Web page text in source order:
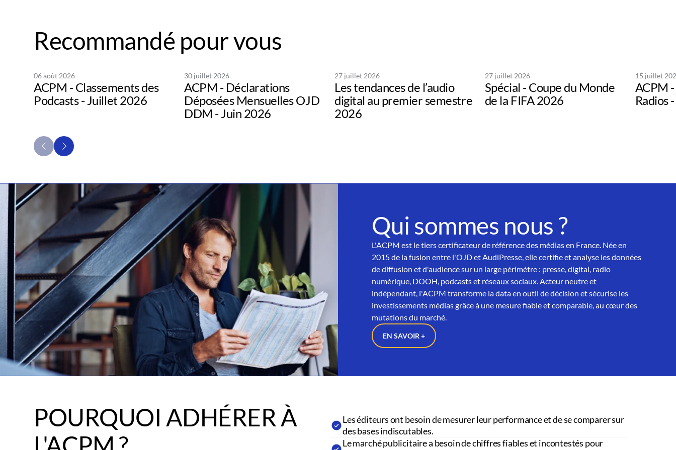
Recommandé pour vous
06 août 2026
ACPM - Classements des
Podcasts - Juillet 2026
30 juillet 2026
ACPM - Déclarations
Déposées Mensuelles OJD
DDM - Juin 2026
27 juillet 2026
Les tendances de l’audio
digital au premier semestre
2026
27 juillet 2026
Spécial - Coupe du Monde
de la FIFA 2026
15 juillet
ACPM
Radios
Qui sommes nous ?
L'ACPM est le tiers certificateur de référence des médias en France. Née en
2015 de la fusion entre l'OJD et AudiPresse, elle certifie et analyse les données
de diffusion et d'audience sur un large périmètre : presse, digital, radio
numérique, DOOH, podcasts et réseaux sociaux. Acteur neutre et
indépendant, l'ACPM transforme la data en outil de décision et sécurise les
investissements médias grâce à une mesure fiable et comparable, au cœur des
mutations du marché.
EN SAVOIR +
POURQUOI ADHÉRER À
Les éditeurs ont besoin de mesurer leur performance et de se comparer sur
des bases indiscutables.
Le marché publicitaire a besoin de chiffres fiables et incontestés pour